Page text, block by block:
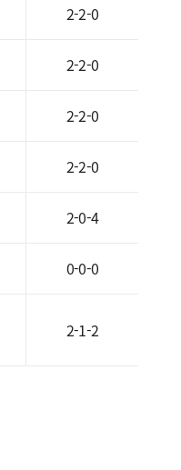
2-2-0
2-2-0
2-2-0
2-2-0
2-0-4
0-0-0
2-1-2